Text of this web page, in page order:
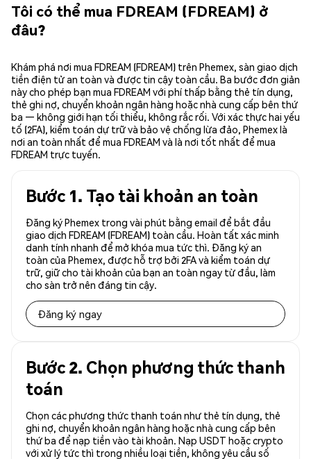
Tôi có thể mua FDREAM (FDREAM) ở
đâu?
Khám phá nơi mua FDREAM (FDREAM) trên Phemex, sàn giao dịch
tiền điện tử an toàn và được tin cậy toàn cầu. Ba bước đơn giản
này cho phép bạn mua FDREAM với phí thấp bằng thẻ tín dụng,
thẻ ghi nợ, chuyển khoản ngân hàng hoặc nhà cung cấp bên thứ
ba — không giới hạn tối thiểu, không rắc rối. Với xác thực hai yếu
tố (2FA), kiểm toán dự trữ và bảo vệ chống lừa đảo, Phemex là
nơi an toàn nhất để mua FDREAM và là nơi tốt nhất để mua
FDREAM trực tuyến.
Bước 1. Tạo tài khoản an toàn
Đăng ký Phemex trong vài phút bằng email để bắt đầu
giao dịch FDREAM (FDREAM) toàn cầu. Hoàn tất xác minh
danh tính nhanh để mở khóa mua tức thì. Đăng ký an
toàn của Phemex, được hỗ trợ bởi 2FA và kiểm toán dự
trữ, giữ cho tài khoản của bạn an toàn ngay từ đầu, làm
cho sàn trở nên đáng tin cậy.
Đăng ký ngay
Bước 2. Chọn phương thức thanh
toán
Chọn các phương thức thanh toán như thẻ tín dụng, thẻ
ghi nợ, chuyển khoản ngân hàng hoặc nhà cung cấp bên
thứ ba để nạp tiền vào tài khoản. Nạp USDT hoặc crypto
với xử lý tức thì trong nhiều loại tiền, không yêu cầu số